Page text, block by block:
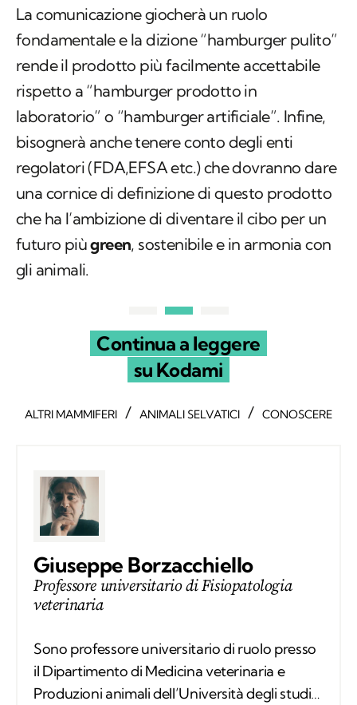
La comunicazione giocherà un ruolo
fondamentale e la dizione “hamburger pulito”
rende il prodotto più facilmente accettabile
rispetto a “hamburger prodotto in
laboratorio” o “hamburger artificiale”. Infine,
bisognerà anche tenere conto degli enti
regolatori (FDA,EFSA etc.) che dovranno dare
una cornice di definizione di questo prodotto
che ha l’ambizione di diventare il cibo per un
futuro piùgreen, sostenibile e in armonia con
gli animali.
Continua a leggere
su Kodami
ALTRI MAMMIFERI / ANIMALI SELVATICI / CONOSCERE
Giuseppe Borzacchiello
Professore universitario di Fisiopatologia
veterinaria
Sono professore universitario di ruolo presso
il Dipartimento di Medicina veterinaria e
Produzioni animali dell’Università degli studi